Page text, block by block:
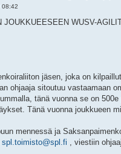
08:42
WUSV-
jäsen, joka on
ohjaaja sitoutuu vastaamaan
tänä vuonna se on
Tänä vuonna joukkueen
mennessä ja
spl.toimisto@spl.fi , viestiin